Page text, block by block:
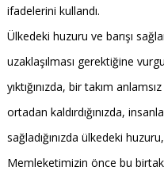
ifadelerini kullandı.
Ülkedeki huzuru ve barışı
uzaklaşılması gerektiğine
yıktığınızda, bir takım
ortadan kaldırdığınızda,
sağladığınızda ülkedeki
Memleketimizin önce bu